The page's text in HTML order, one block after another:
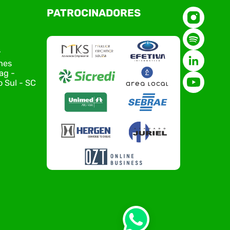
O Polo ACATE-ACIRS, por meio do NIAVI – Núcleo
de Tecnologia da Informação do Alto Vale do
Conexão Tech NIAVI, reunindo empresas de
tecnologia da região para uma noite de
conteúdo estratégico e
de novas iniciativas para o setor.
encontro aconteceu em Rio…
-
Sul - SC
PATROCINADORES